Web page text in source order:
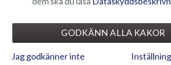
BILDGALLERI
GODKÄNN ALLA KAKOR
Jag godkänner inte